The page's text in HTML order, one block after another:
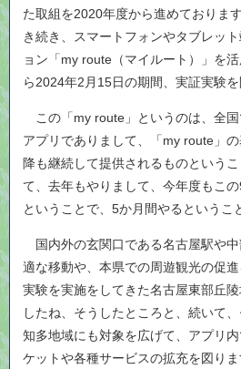
た取組を2020年度から進めておりま
き続き、スマートフォンやタブレッ
ョン「my route（マイルート）」を
ら2024年2月15日の期間、実証実験を
この「my route」というのは、全
アプリでありまして、「my route」
降も継続して提供されるものという
て、去年もやりまして、今年度もこ
ということで、5か月間やるというこ
国内外の玄関口である名古屋駅や
適な移動や、本県での周遊観光の促
実験を実施をしてきた名古屋東部丘
したね、そうしたところと、続いて
知多地域にも対象を広げて、アプリ
ケットや各種サービスの拡充を図りま